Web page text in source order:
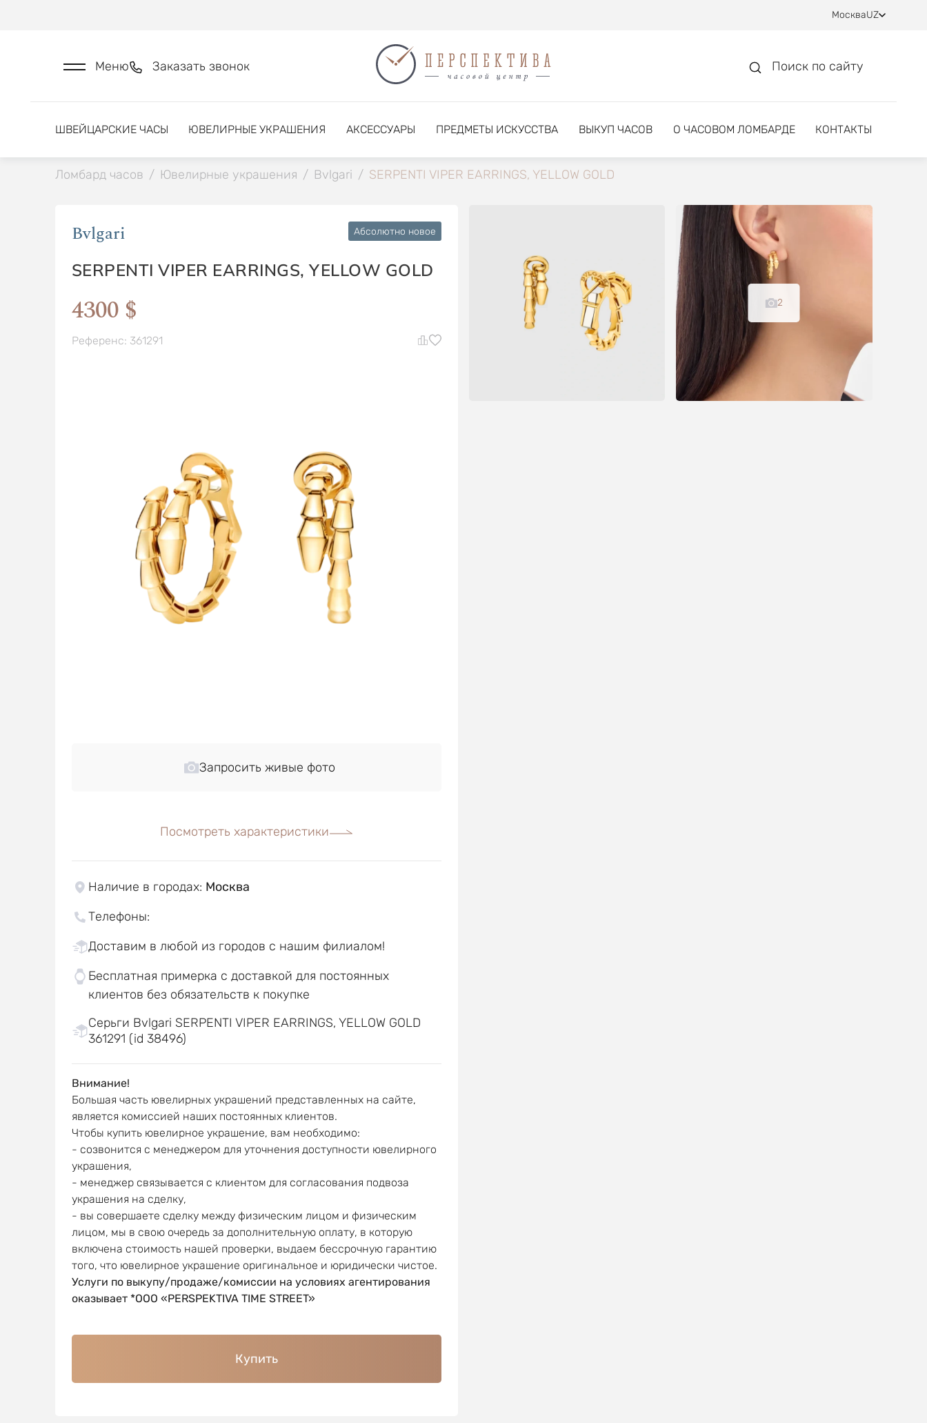
МоскваUZ
Меню Заказать звонок Поиск по сайту
ШВЕЙЦАРСКИЕ ЧАСЫ ЮВЕЛИРНЫЕ УКРАШЕНИЯ АКСЕССУАРЫ ПРЕДМЕТЫ ИСКУССТВА ВЫКУП ЧАСОВ О ЧАСОВОМ ЛОМБАРДЕ КОНТАКТЫ
Ломбард часов / Ювелирные украшения / Bvlgari / SERPENTI VIPER EARRINGS, YELLOW GOLD
Bvlgari Абсолютно новое
SERPENTI VIPER EARRINGS, YELLOW GOLD
4300 $
Референс: 361291
Запросить живые фото
Посмотреть характеристики
Наличие в городах: Москва
Телефоны:
Доставим в любой из городов с нашим филиалом!
Бесплатная примерка с доставкой для постоянных
клиентов без обязательств к покупке
Серьги Bvlgari SERPENTI VIPER EARRINGS, YELLOW GOLD
361291 (id 38496)
Внимание!
Большая часть ювелирных украшений представленных на сайте,
является комиссией наших постоянных клиентов.
Чтобы купить ювелирное украшение, вам необходимо:
- созвонится с менеджером для уточнения доступности ювелирного
украшения,
- менеджер связывается с клиентом для согласования подвоза
украшения на сделку,
- вы совершаете сделку между физическим лицом и физическим
лицом, мы в свою очередь за дополнительную оплату, в которую
включена стоимость нашей проверки, выдаем бессрочную гарантию
того, что ювелирное украшение оригинальное и юридически чистое.
Услуги по выкупу/продаже/комиссии на условиях агентирования
оказывает *OOO «PERSPEKTIVA TIME STREET»
Купить
2